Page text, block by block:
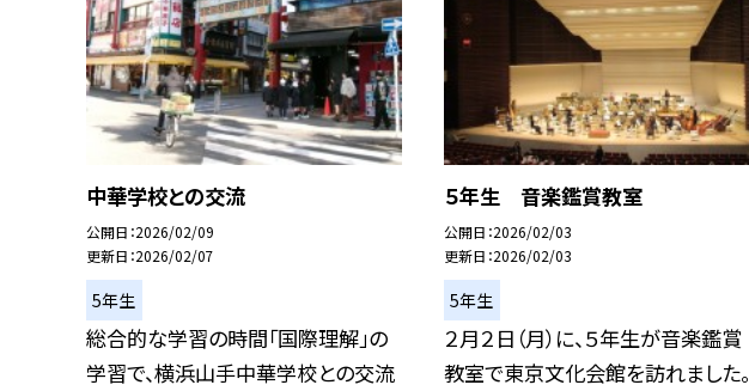
中華学校との交流
公開日 2026/02/09
更新日 2026/02/07
5年生
総合的な学習の時間「国際理解」の
学習で、横浜山手中華学校との交流
５年生 音楽鑑賞教室
公開日 2026/02/03
更新日 2026/02/03
5年生
２月２日（月）に、５年生が音楽鑑賞
教室で東京文化会館を訪れました。